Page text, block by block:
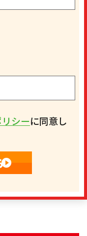
シーに同意し